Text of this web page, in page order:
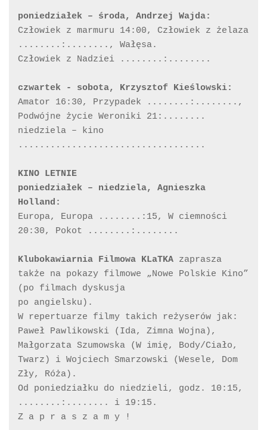
Człowiek z marmuru 14:00, Człowiek z żelaza
........:........, Wałęsa.
Człowiek z Nadziei ........:........
Amator 16:30, Przypadek ........:........,
Podwójne życie Weroniki 21:........
niedziela – kino
...................................
KINO LETNIE
poniedziałek – niedziela, Agnieszka
Europa, Europa ........:15, W ciemności
20:30, Pokot ........:........
Klubokawiarnia Filmowa KLaTKA zaprasza
także na pokazy filmowe „Nowe Polskie Kino”
(po filmach dyskusja
po angielsku).
W repertuarze filmy takich reżyserów jak:
Paweł Pawlikowski (Ida, Zimna Wojna),
Małgorzata Szumowska (W imię, Body/Ciało,
Twarz) i Wojciech Smarzowski (Wesele, Dom
Zły, Róża).
Od poniedziałku do niedzieli, godz. 10:15,
........:........ i 19:15.
Z a p r a s z a m y !